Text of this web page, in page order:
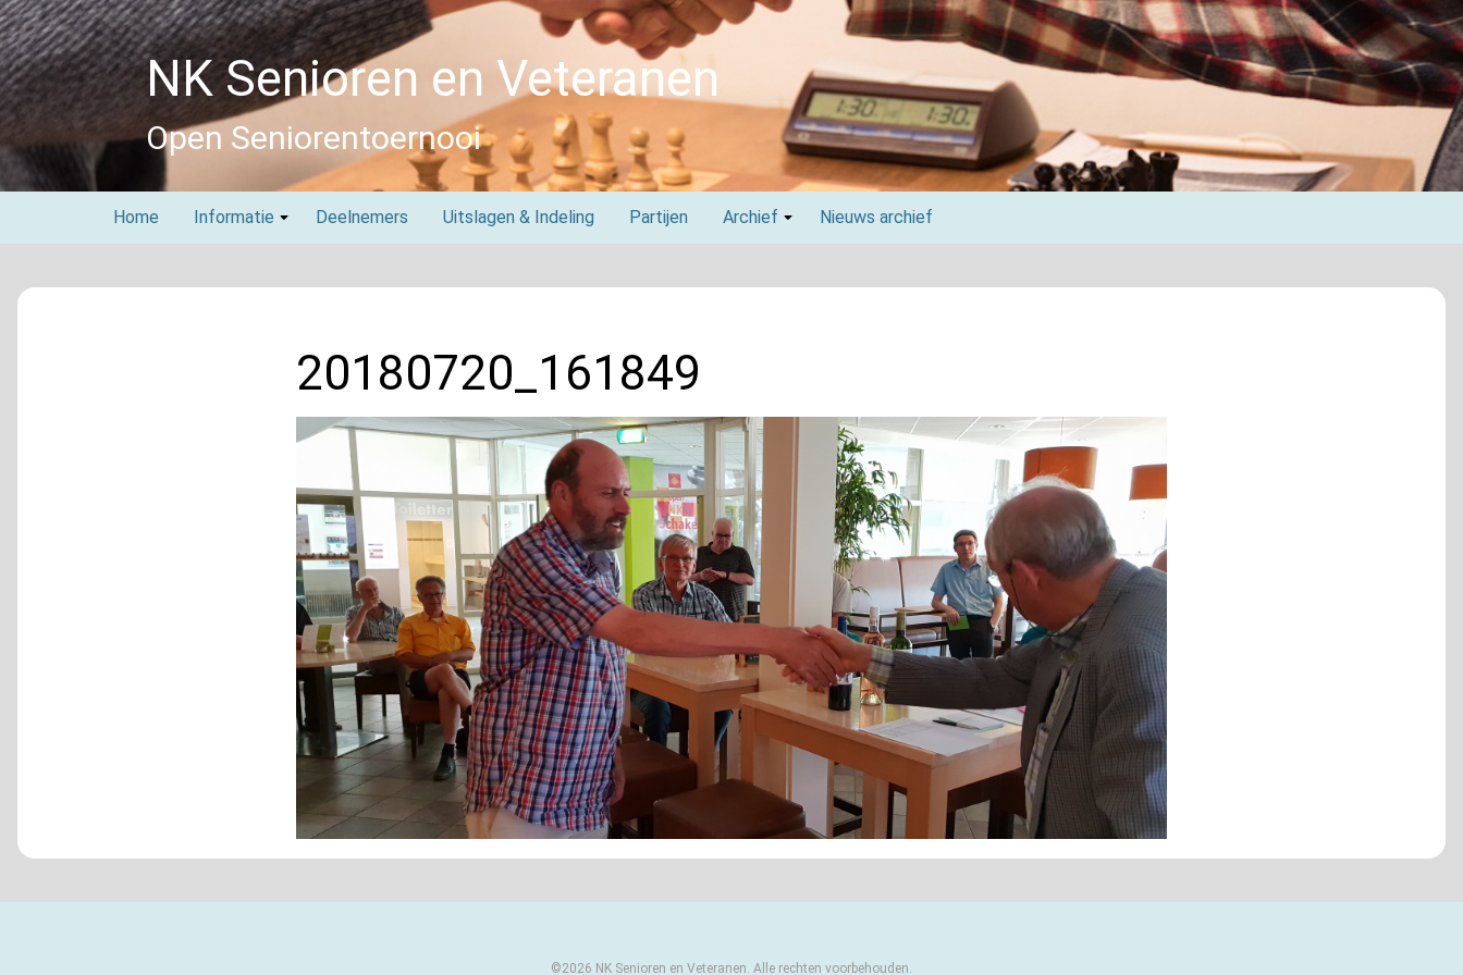
Skip
to
content
NK Senioren en Veteranen
Open Seniorentoernooi
Home Informatie Deelnemers Uitslagen & Indeling Partijen Archief Nieuws archief
20180720_161849
©2026 NK Senioren en Veteranen. Alle rechten voorbehouden.